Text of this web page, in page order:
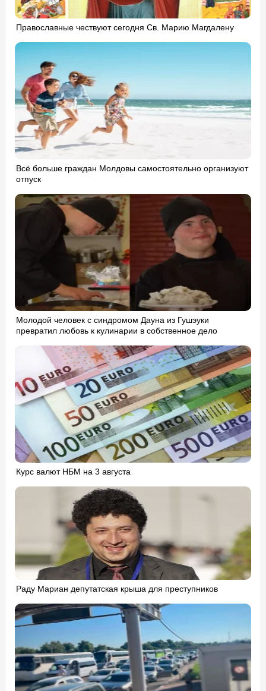
Православные чествуют сегодня Св. Марию Магдалену
Всё больше граждан Молдовы самостоятельно организуют
отпуск
Молодой человек с синдромом Дауна из Гушэуки
превратил любовь к кулинарии в собственное дело
Курс валют НБМ на 3 августа
Раду Мариан депутатская крыша для преступников